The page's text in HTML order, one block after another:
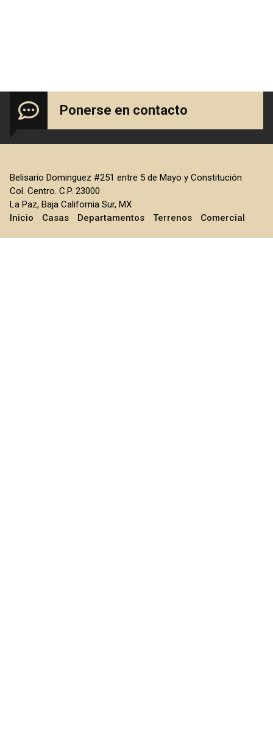
Ponerse en contacto
Belisario Dominguez #251 entre 5 de Mayo y Constitución
Col. Centro. C.P. 23000
La Paz, Baja California Sur, MX
Inicio
Casas Departamentos Terrenos Comercial